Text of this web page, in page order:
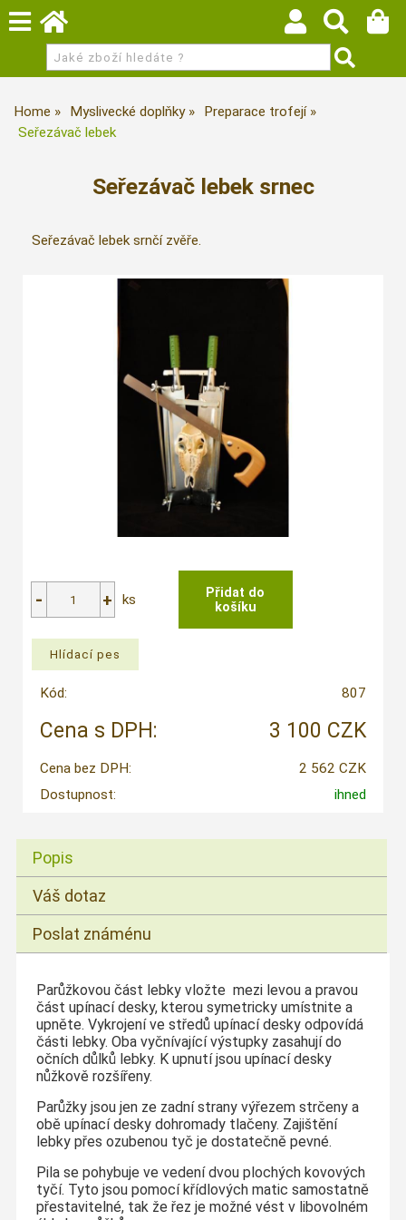
Home Myslivecké doplňky
Preparace trofejí
Seřezávač lebek
Seřezávač lebek srnec
Seřezávač lebek srnčí zvěře.
ks
Kód: 807
Cena s DPH: 3 100 CZK
Cena bez DPH:
2 562 CZK
Dostupnost:
ihned
Popis
Váš dotaz
Poslat známénu
Parůžkovou část lebky vložte mezi levou a pravou
část upínací desky, kterou symetricky umístnite a
upněte. Vykrojení ve středů upínací desky odpovídá
části lebky. Oba vyčnívající výstupky zasahují do
očních důlků lebky. K upnutí jsou upínací desky
nůžkově rozšířeny.
Parůžky jsou jen ze zadní strany výřezem strčeny a
obě upínací desky dohromady tlačeny. Zajištění
lebky přes ozubenou tyč je dostatečně pevné.
Pila se pohybuje ve vedení dvou plochých kovových
tyčí. Tyto jsou pomocí křídlových matic samostatně
přestavitelné, tak že řez je možné vést v libovolném